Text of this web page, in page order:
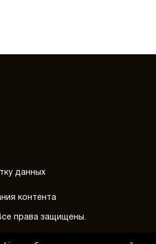
данных
контента
права защищены.